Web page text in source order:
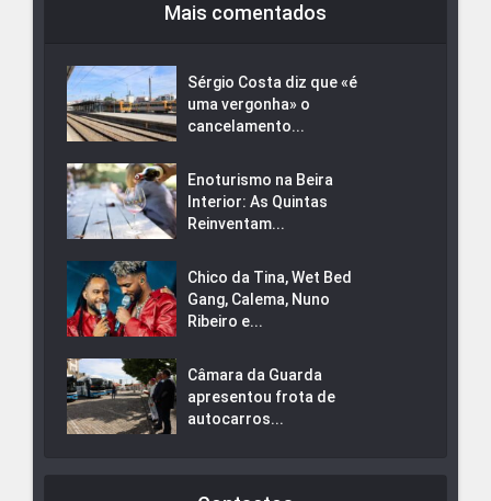
Mais comentados
Sérgio Costa diz que «é
uma vergonha» o
cancelamento...
Enoturismo na Beira
Interior: As Quintas
Reinventam...
Chico da Tina, Wet Bed
Gang, Calema, Nuno
Ribeiro e...
Câmara da Guarda
apresentou frota de
autocarros...